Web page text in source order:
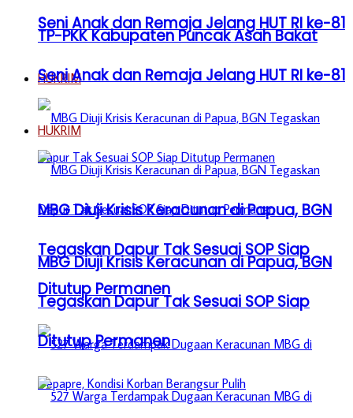
Seni Anak dan Remaja Jelang HUT RI ke-81
HUKRIM
MBG Diuji Krisis Keracunan di Papua, BGN
Tegaskan Dapur Tak Sesuai SOP Siap
Ditutup Permanen
TP-PKK Kabupaten Puncak Asah Bakat
Seni Anak dan Remaja Jelang HUT RI ke-81
HUKRIM
MBG Diuji Krisis Keracunan di Papua, BGN
Tegaskan Dapur Tak Sesuai SOP Siap
Ditutup Permanen